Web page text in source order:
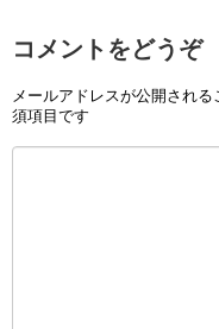
コメントをどうぞ
メールアドレスが公開される
須項目です